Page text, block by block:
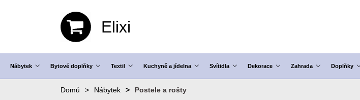
Elixi
Nábytek Bytové doplňky Textil Kuchyně a jídelna Svítidla Dekorace Zahrada Doplňky
Domů Nábytek Postele a rošty